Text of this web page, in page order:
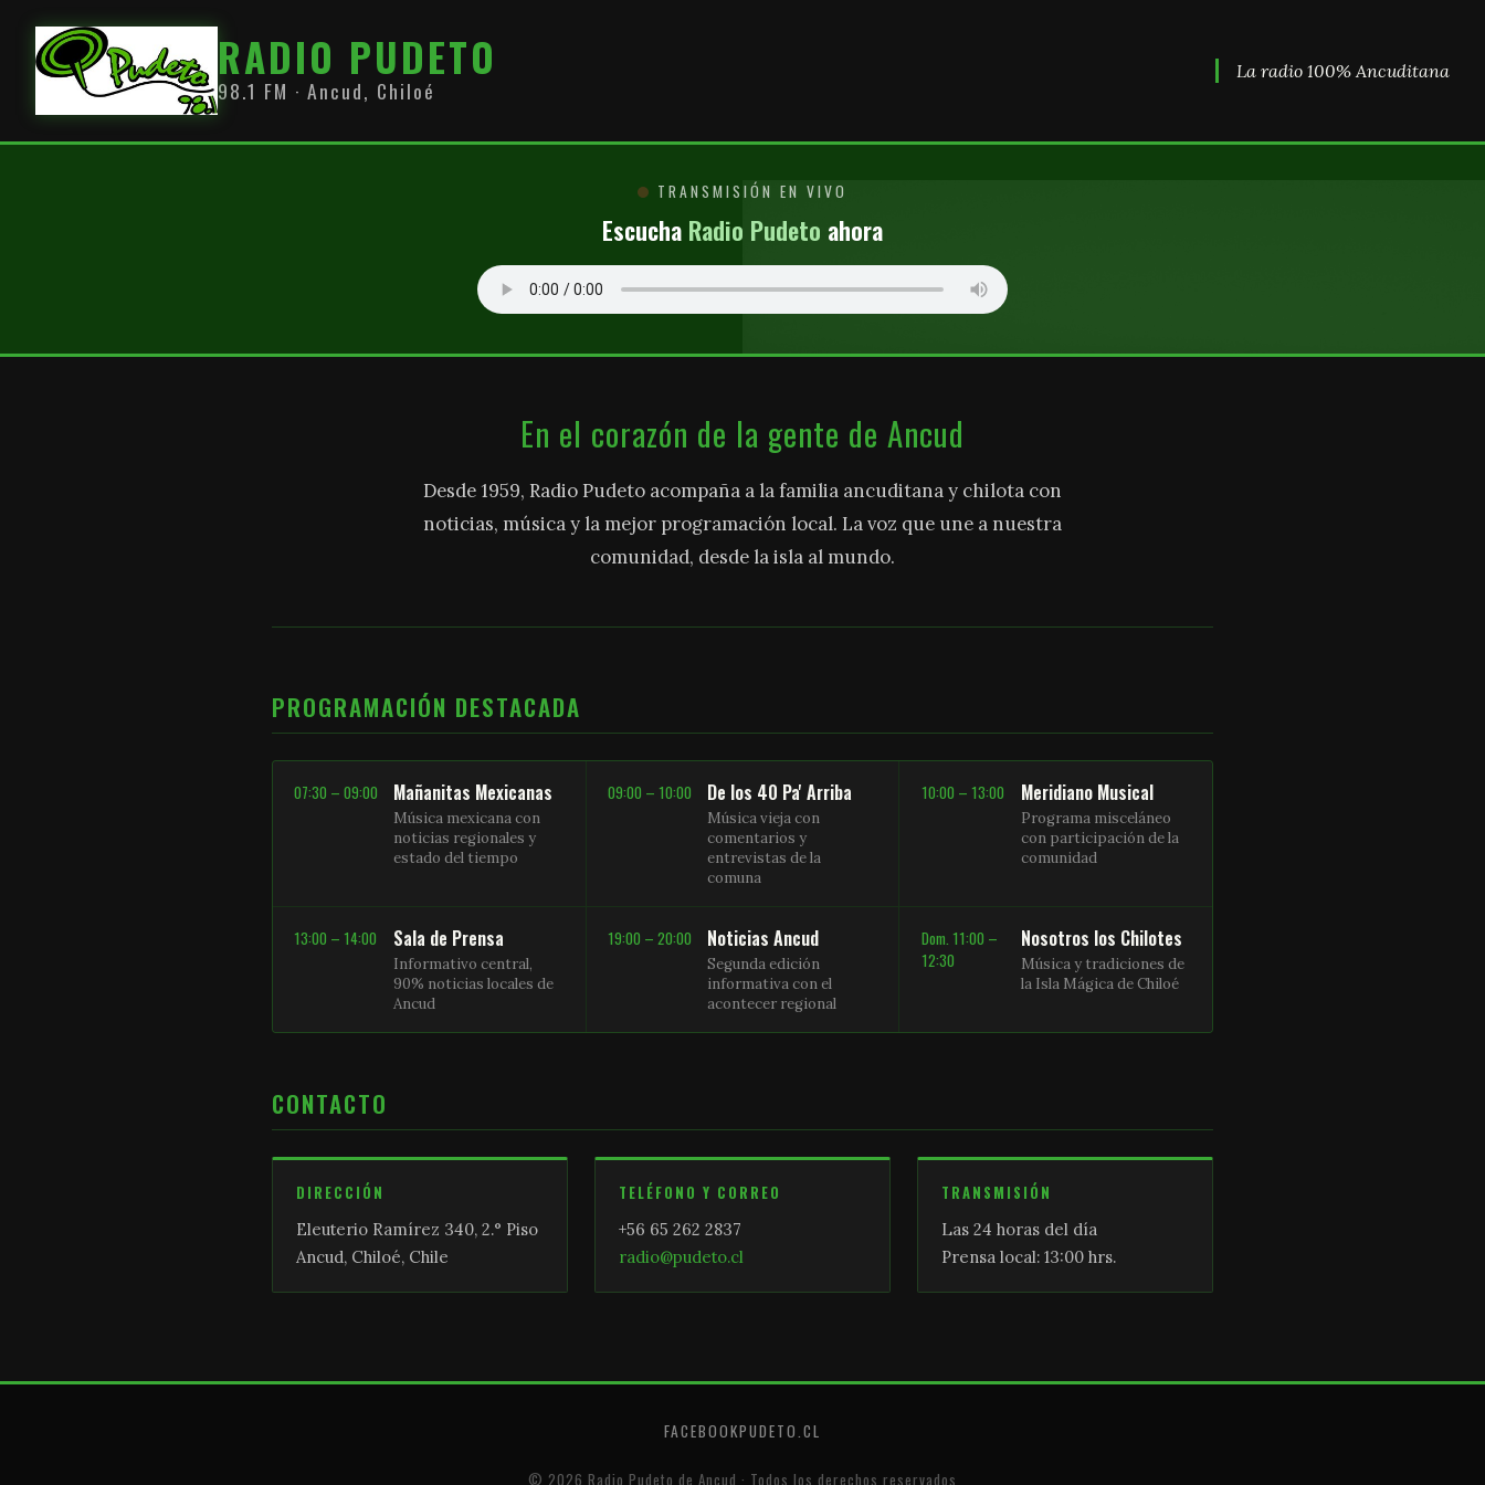
RADIO PUDETO
98.1 FM · Ancud, Chiloé
La radio 100% Ancuditana
TRANSMISIÓN EN VIVO
Escucha Radio Pudeto ahora
En el corazón de la gente de Ancud
Desde 1959, Radio Pudeto acompaña a la familia ancuditana y chilota con
noticias, música y la mejor programación local. La voz que une a nuestra
comunidad, desde la isla al mundo.
PROGRAMACIÓN DESTACADA
07:30 – 09:00 Mañanitas Mexicanas
Música mexicana con
noticias regionales y
estado del tiempo
09:00 – 10:00 De los 40 Pa' Arriba
Música vieja con
comentarios y
entrevistas de la
comuna
10:00 – 13:00 Meridiano Musical
Programa misceláneo
con participación de la
comunidad
13:00 – 14:00 Sala de Prensa
Informativo central,
90% noticias locales de
Ancud
19:00 – 20:00 Noticias Ancud
Segunda edición
informativa con el
acontecer regional
Dom. 11:00 –
12:30
Nosotros los Chilotes
Música y tradiciones de
la Isla Mágica de Chiloé
CONTACTO
DIRECCIÓN
Eleuterio Ramírez 340, 2.° Piso
Ancud, Chiloé, Chile
TELÉFONO Y CORREO
+56 65 262 2837
radio@pudeto.cl
TRANSMISIÓN
Las 24 horas del día
Prensa local: 13:00 hrs.
FACEBOOKPUDETO.CL
© 2026 Radio Pudeto de Ancud · Todos los derechos reservados